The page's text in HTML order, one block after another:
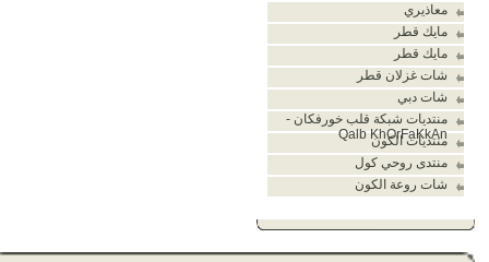
معاذيري
مايك قطر
مايك قطر
شات غزلان قطر
شات دبي
منتديات شبكة قلب خورفكان -
Qalb KhOrFaKkAn
منتديات الكون
منتدى روحي كول
شات روعة الكون